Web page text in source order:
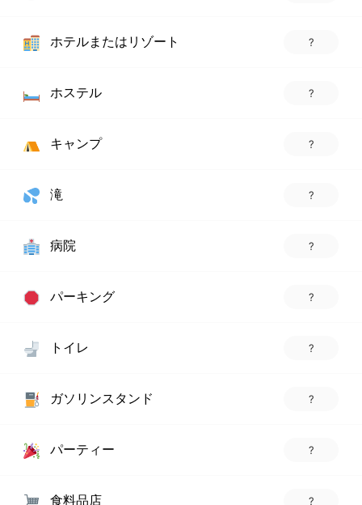
ホテルまたはリゾート ?
ホステル ?
キャンプ ?
滝 ?
病院 ?
パーキング ?
トイレ ?
ガソリンスタンド ?
パーティー ?
食料品店 ?